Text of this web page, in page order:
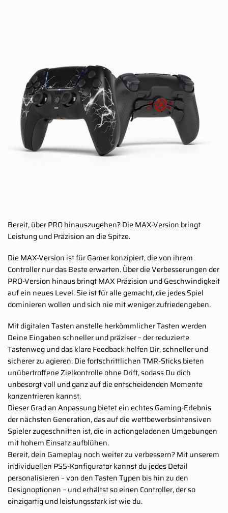
Bereit, über PRO hinauszugehen? Die MAX-Version bringt
Leistung und Präzision an die Spitze.
Die MAX-Version ist für Gamer konzipiert, die von ihrem
Controller nur das Beste erwarten. Über die Verbesserungen der
PRO-Version hinaus bringt MAX Präzision und Geschwindigkeit
auf ein neues Level. Sie ist für alle gemacht, die jedes Spiel
dominieren wollen und sich nie mit weniger zufriedengeben.
Mit digitalen Tasten anstelle herkömmlicher Tasten werden
Deine Eingaben schneller und präziser – der reduzierte
Tastenweg und das klare Feedback helfen Dir, schneller und
sicherer zu agieren. Die fortschrittlichen TMR-Sticks bieten
unübertroffene Zielkontrolle ohne Drift, sodass Du dich
unbesorgt voll und ganz auf die entscheidenden Momente
konzentrieren kannst.
Dieser Grad an Anpassung bietet ein echtes Gaming-Erlebnis
der nächsten Generation, das auf die wettbewerbsintensiven
Spieler zugeschnitten ist, die in actiongeladenen Umgebungen
mit hohem Einsatz aufblühen.
Bereit, dein Gameplay noch weiter zu verbessern? Mit unserem
individuellen PS5-Konfigurator kannst du jedes Detail
personalisieren – von den Tasten Typen bis hin zu den
Designoptionen – und erhältst so einen Controller, der so
einzigartig und leistungsstark ist wie du.